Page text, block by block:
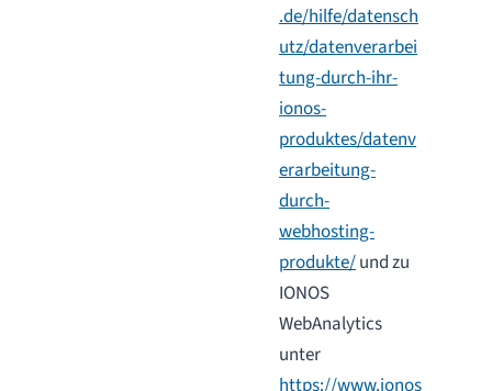
.de/hilfe/datensch
utz/datenverarbei
tung-durch-ihr-
ionos-
produktes/datenv
erarbeitung-
durch-
webhosting-
produkte/und zu
IONOS
WebAnalytics
unter
https://www.ionos